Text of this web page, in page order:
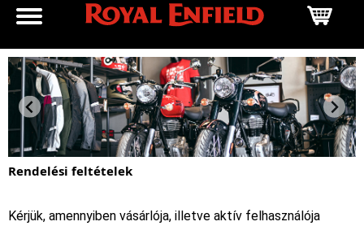
Rendelési feltételek
Kérjük, amennyiben vásárlója, illetve aktív felhasználója